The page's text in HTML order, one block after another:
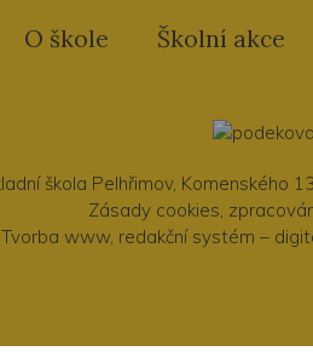
O škole Školní akce
škola Pelhřimov, Komenského
Zásady cookies
Tvorba www, redakční systém –